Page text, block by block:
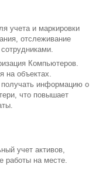
учета и маркировки
отслеживание
Компьютеров.
на объектах.
информацию о
что повышает
учет активов,
работы на месте.